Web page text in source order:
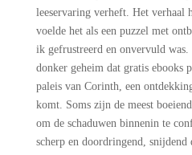
leeservaring verheft. Het verhaal
voelde het als een puzzel met
ik gefrustreerd en onvervuld
donker geheim dat gratis
paleis van Corinth, een
komt. Soms zijn de meest
om de schaduwen binnenin te
scherp en doordringend, snijdend